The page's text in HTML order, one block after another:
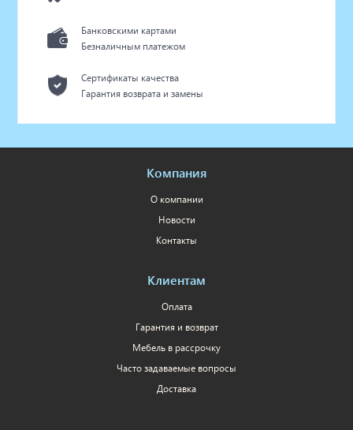
Банковскими картами
Безналичным платежом
Сертификаты качества
Гарантия возврата и замены
Компания
О компании
Новости
Контакты
Клиентам
Оплата
Гарантия и возврат
Мебель в рассрочку
Часто задаваемые вопросы
Доставка